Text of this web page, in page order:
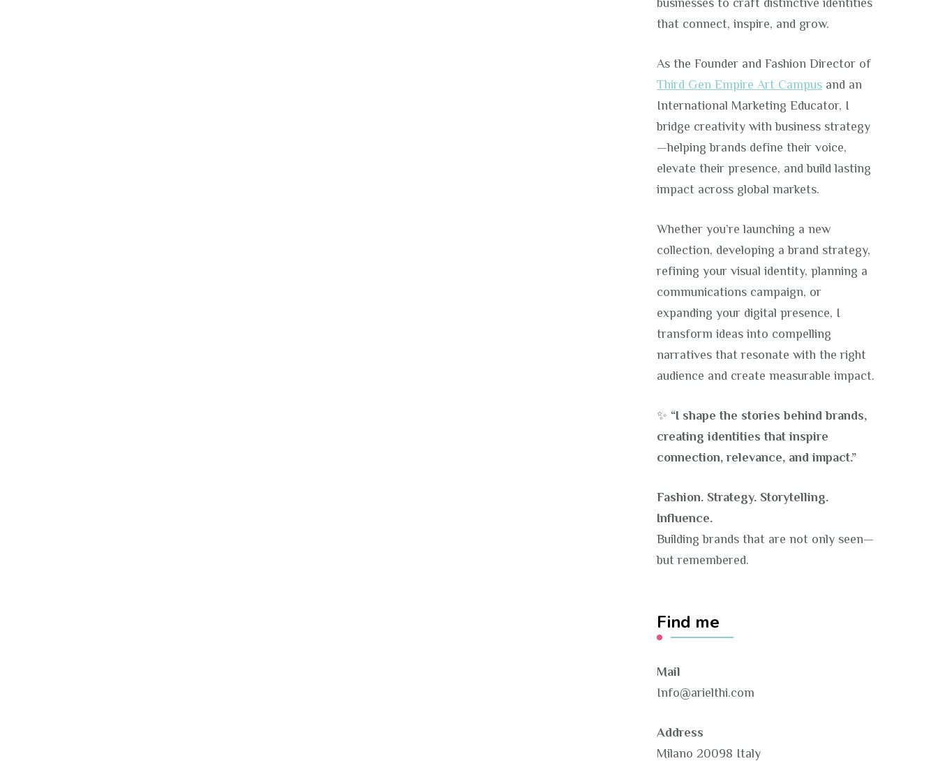
that connect, inspire, and grow.
As the Founder and Fashion Director of
Third Gen Empire Art Campus and an
International Marketing Educator, I
bridge creativity with business strategy
—helping brands define their voice,
elevate their presence, and build lasting
impact across global markets.
Whether you’re launching a new
collection, developing a brand strategy,
refining your visual identity, planning a
communications campaign, or
expanding your digital presence, I
transform ideas into compelling
narratives that resonate with the right
audience and create measurable impact.
✨ “I shape the stories behind brands,
creating identities that inspire
connection, relevance, and impact.”
Fashion. Strategy. Storytelling.
Influence.
Building brands that are not only seen—
but remembered.
Find me
Mail
Info@arielthi.com
Address
Milano 20098 Italy